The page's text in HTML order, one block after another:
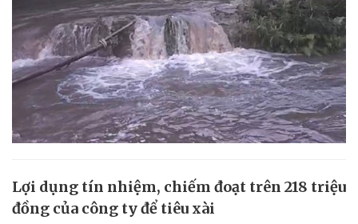
Lợi dụng tín nhiệm, chiếm đoạt trên 218 triệu
đồng của công ty để tiêu xài